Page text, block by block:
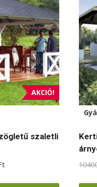
AKCIÓ!
szaletli
Ártartomány: